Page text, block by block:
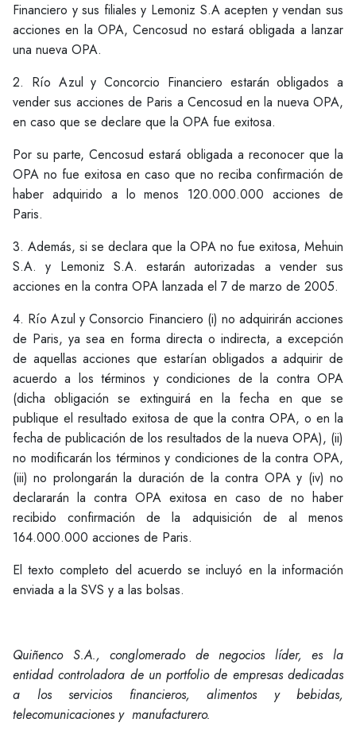
Financiero y sus filiales y Lemoniz S.A acepten y vendan sus
acciones en la OPA, Cencosud no estará obligada a lanzar
una nueva OPA.
2. Río Azul y Concorcio Financiero estarán obligados a
vender sus acciones de Paris a Cencosud en la nueva OPA,
en caso que se declare que la OPA fue exitosa.
Por su parte, Cencosud estará obligada a reconocer que la
OPA no fue exitosa en caso que no reciba confirmación de
haber adquirido a lo menos 120.000.000 acciones de
Paris.
3. Además, si se declara que la OPA no fue exitosa, Mehuin
S.A. y Lemoniz S.A. estarán autorizadas a vender sus
acciones en la contra OPA lanzada el 7 de marzo de 2005.
4. Río Azul y Consorcio Financiero (i) no adquirirán acciones
de Paris, ya sea en forma directa o indirecta, a excepción
de aquellas acciones que estarían obligados a adquirir de
acuerdo a los términos y condiciones de la contra OPA
(dicha obligación se extinguirá en la fecha en que se
publique el resultado exitosa de que la contra OPA, o en la
fecha de publicación de los resultados de la nueva OPA), (ii)
no modificarán los términos y condiciones de la contra OPA,
(iii) no prolongarán la duración de la contra OPA y (iv) no
declararán la contra OPA exitosa en caso de no haber
recibido confirmación de la adquisición de al menos
164.000.000 acciones de Paris.
El texto completo del acuerdo se incluyó en la información
enviada a la SVS y a las bolsas.
Quiñenco S.A., conglomerado de negocios líder, es la
entidad controladora de un portfolio de empresas dedicadas
a los servicios financieros, alimentos y bebidas,
telecomunicaciones y manufacturero.